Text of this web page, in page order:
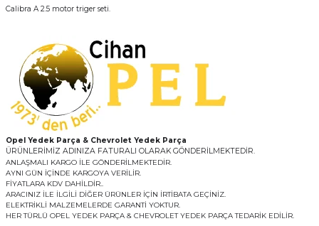
Calibra A 2.5 motor triger seti.
Opel Yedek Parça & Chevrolet Yedek Parça
ÜRÜNLERİMİZ ADINIZA FATURALI OLARAK GÖNDERİLMEKTEDİR.
ANLAŞMALI KARGO İLE GÖNDERİLMEKTEDİR.
AYNI GÜN İÇİNDE KARGOYA VERİLİR.
FİYATLARA KDV DAHİLDİR..
ARACINIZ İLE İLGİLİ DİĞER ÜRÜNLER İÇİN İRTİBATA GEÇİNİZ.
ELEKTRİKLİ MALZEMELERDE GARANTİ YOKTUR.
HER TÜRLÜ OPEL YEDEK PARÇA & CHEVROLET YEDEK PARÇA TEDARİK EDİLİR.